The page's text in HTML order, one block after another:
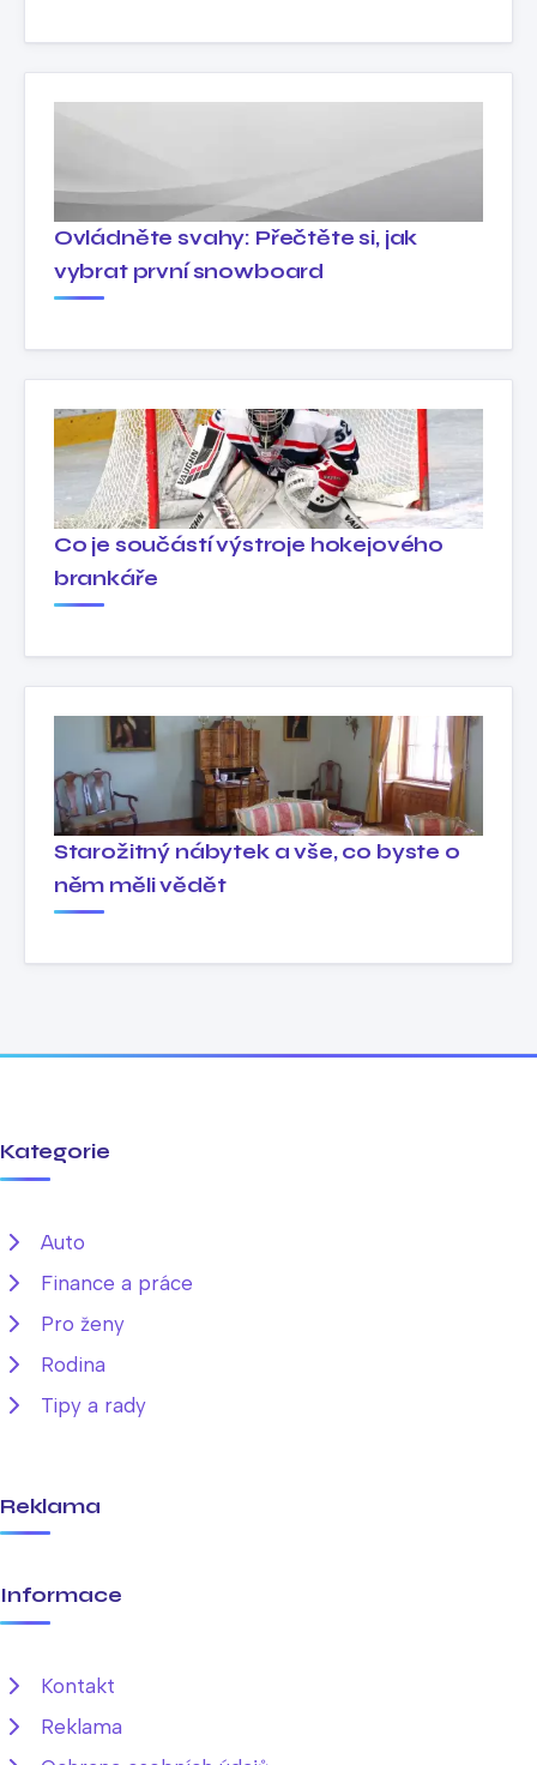
Ovládněte svahy: Přečtěte si, jak
vybrat první snowboard
Co je součástí výstroje hokejového
brankáře
Starožitný nábytek a vše, co byste o
něm měli vědět
Kategorie
Auto
Finance a práce
Pro ženy
Rodina
Tipy a rady
Reklama
Informace
Kontakt
Reklama